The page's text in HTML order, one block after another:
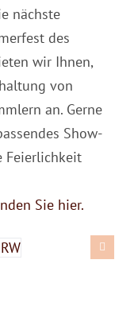
nächste
des
wir Ihnen,
von
an. Gerne
Show-
Feierlichkeit
Sie hier.